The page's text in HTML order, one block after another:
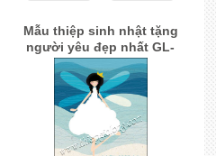
Mẫu thiệp sinh nhật tặng
người yêu đẹp nhất GL-
1269